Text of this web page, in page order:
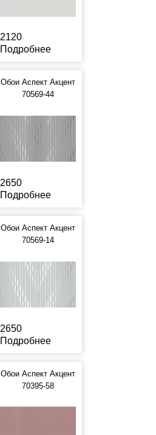
2120
Подробнее
Обои Аспект Акцент
70569-44
2650
Подробнее
Обои Аспект Акцент
70569-14
2650
Подробнее
Обои Аспект Акцент
70395-58